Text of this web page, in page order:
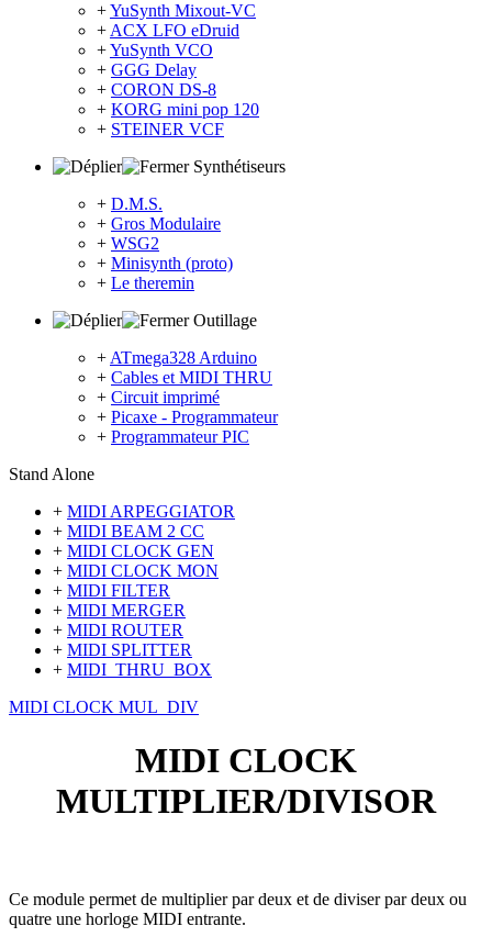
+YuSynth Mixout-VC
+ ACX LFO eDruid
+YuSynth VCO
+ GGG Delay
+ CORON DS-8
+ KORG mini pop 120
+ STEINER VCF
Synthétiseurs
+ D.M.S.
+ Gros Modulaire
+ WSG2
+ Minisynth (proto)
+ Le theremin
Outillage
+ ATmega328 Arduino
+ Cables et MIDI THRU
+ Circuit imprimé
+ Picaxe - Programmateur
+ Programmateur PIC
Stand Alone
+ MIDI ARPEGGIATOR
+ MIDI BEAM 2 CC
+ MIDI CLOCK GEN
+ MIDI CLOCK MON
+ MIDI FILTER
+ MIDI MERGER
+ MIDI ROUTER
+ MIDI SPLITTER
+ MIDI_THRU_BOX
MIDI CLOCK MUL_DIV
MIDI CLOCK
MULTIPLIER/DIVISOR
Ce module permet de multiplier par deux et de diviser par deux ou
quatre une horloge MIDI entrante.